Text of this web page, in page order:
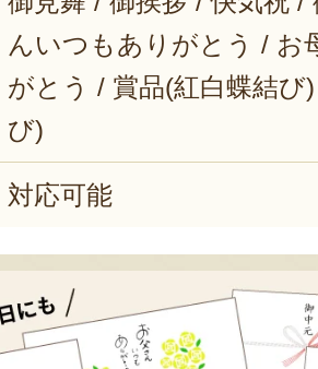
んいつもありがとう / お
がとう / 賞品(紅白蝶結び
び)
対応可能